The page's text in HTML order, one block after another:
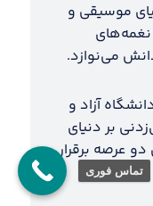
موسیقی و
نغمه‌های
می‌نوازد.
آزاد و
بر دنیای
عرصه برقرار
تماس فوری